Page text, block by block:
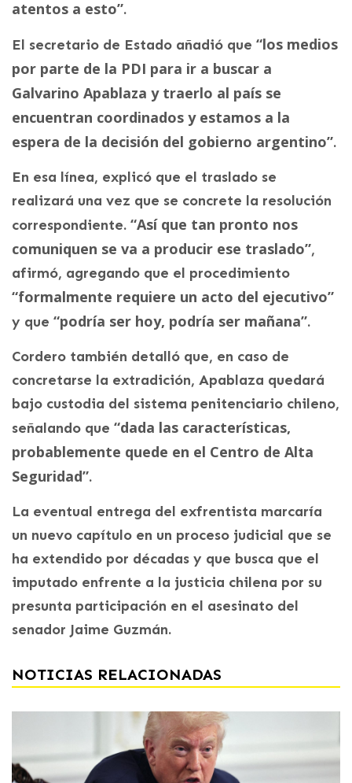
atentos a esto”.
El secretario de Estado añadió que “los medios
por parte de la PDI para ir a buscar a
Galvarino Apablaza y traerlo al país se
encuentran coordinados y estamos a la
espera de la decisión del gobierno argentino”.
En esa línea, explicó que el traslado se
realizará una vez que se concrete la resolución
correspondiente. “Así que tan pronto nos
comuniquen se va a producir ese traslado”,
afirmó, agregando que el procedimiento
“formalmente requiere un acto del ejecutivo”
y que “podría ser hoy, podría ser mañana”.
Cordero también detalló que, en caso de
concretarse la extradición, Apablaza quedará
bajo custodia del sistema penitenciario chileno,
señalando que “dada las características,
probablemente quede en el Centro de Alta
Seguridad”.
La eventual entrega del exfrentista marcaría
un nuevo capítulo en un proceso judicial que se
ha extendido por décadas y que busca que el
imputado enfrente a la justicia chilena por su
presunta participación en el asesinato del
senador Jaime Guzmán.
NOTICIAS RELACIONADAS